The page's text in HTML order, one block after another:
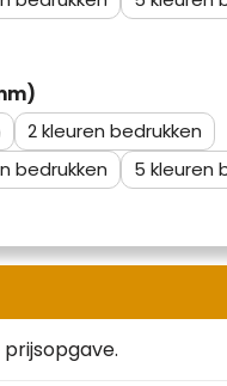
2
5